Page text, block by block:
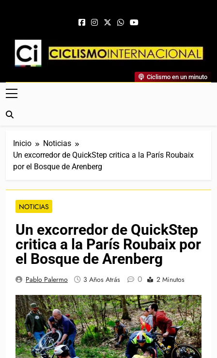
Ciclismo Internacional
Web Dedicada Al Ciclismo Mundial. Entrevistas, Análisis,
Crónicas, Previas Y Más. La Web Ciclista De Referencia.
Ciclismo en un minuto
Inicio
Noticias
Un excorredor de QuickStep critica a la París Roubaix
por el Bosque de Arenberg
NOTICIAS
Un excorredor de QuickStep
critica a la París Roubaix por
el Bosque de Arenberg
Pablo Palermo 3 Años Atrás 0 2 Minutos